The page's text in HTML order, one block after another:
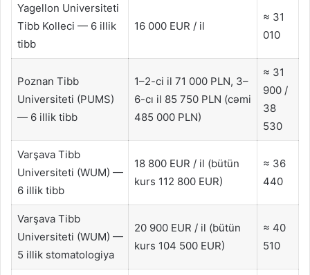
Yagellon Universiteti
Tibb Kolleci — 6 illik
tibb
16 000 EUR / il
≈ 31
010
Poznan Tibb
Universiteti (PUMS)
— 6 illik tibb
1–2-ci il 71 000 PLN, 3–
6-cı il 85 750 PLN (cəmi
485 000 PLN)
≈ 31
900 /
38
530
Varşava Tibb
Universiteti (WUM) —
6 illik tibb
18 800 EUR / il (bütün
kurs 112 800 EUR)
≈ 36
440
Varşava Tibb
Universiteti (WUM) —
5 illik stomatologiya
20 900 EUR / il (bütün
kurs 104 500 EUR)
≈ 40
510